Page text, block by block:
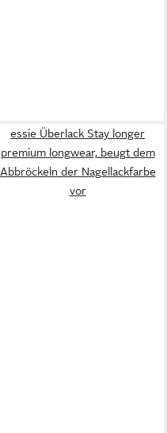
essie Überlack Stay longer
premium longwear, beugt dem
Abbröckeln der Nagellackfarbe
vor